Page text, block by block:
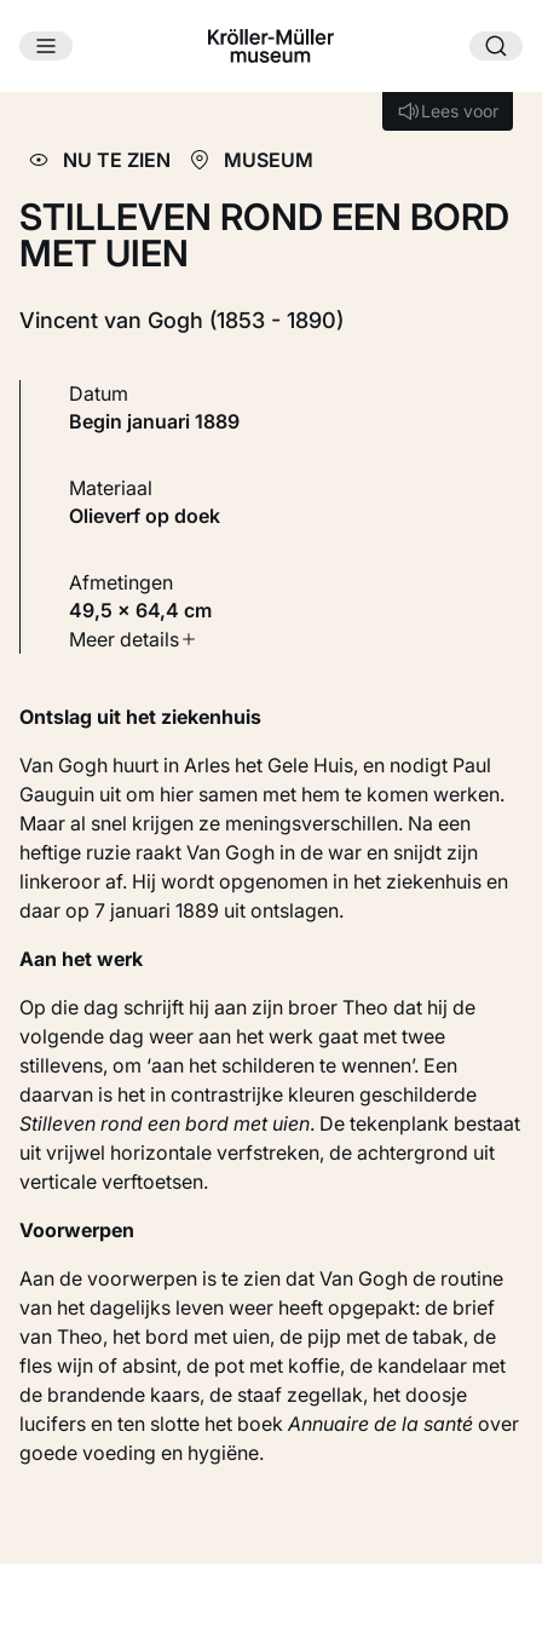
Ga naar hoofdinhoud
Lees voor
Lees voor
NU TE ZIEN MUSEUM
STILLEVEN ROND EEN BORD
MET UIEN
Vincent van Gogh (1853 - 1890)
Datum
begin januari 1889
Materiaal
Olieverf op doek
Afmetingen
49,5 × 64,4 cm
Soort werk
Inventarisnummer
KM 111.075
Meer details
Ontslag uit het ziekenhuis
Van Gogh huurt in Arles het Gele Huis, en nodigt Paul
Gauguin uit om hier samen met hem te komen werken.
Maar al snel krijgen ze meningsverschillen. Na een
heftige ruzie raakt Van Gogh in de war en snijdt zijn
linkeroor af. Hij wordt opgenomen in het ziekenhuis en
daar op 7 januari 1889 uit ontslagen.
Aan het werk
Op die dag schrijft hij aan zijn broer Theo dat hij de
volgende dag weer aan het werk gaat met twee
stillevens, om ‘aan het schilderen te wennen’. Een
daarvan is het in contrastrijke kleuren geschilderde
Stilleven rond een bord met uien. De tekenplank bestaat
uit vrijwel horizontale verfstreken, de achtergrond uit
verticale verftoetsen.
Voorwerpen
Aan de voorwerpen is te zien dat Van Gogh de routine
van het dagelijks leven weer heeft opgepakt: de brief
van Theo, het bord met uien, de pijp met de tabak, de
fles wijn of absint, de pot met koffie, de kandelaar met
de brandende kaars, de staaf zegellak, het doosje
lucifers en ten slotte het boekAnnuaire de la santé over
goede voeding en hygiëne.